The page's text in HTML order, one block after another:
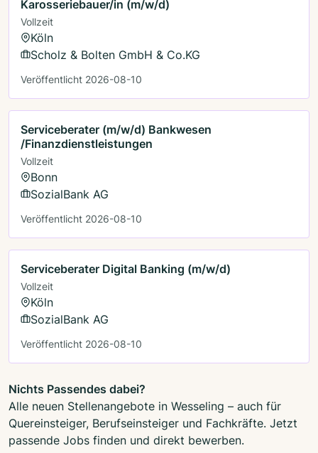
Karosseriebauer/in (m/w/d)
Vollzeit
Köln
Scholz & Bolten GmbH & Co.KG
Veröffentlicht 2026-08-10
Serviceberater (m/w/d) Bankwesen
/Finanzdienstleistungen
Vollzeit
Bonn
SozialBank AG
Veröffentlicht 2026-08-10
Serviceberater Digital Banking (m/w/d)
Vollzeit
Köln
SozialBank AG
Veröffentlicht 2026-08-10
Nichts Passendes dabei?
Alle neuen Stellenangebote in Wesseling – auch für
Quereinsteiger, Berufseinsteiger und Fachkräfte. Jetzt
passende Jobs finden und direkt bewerben.